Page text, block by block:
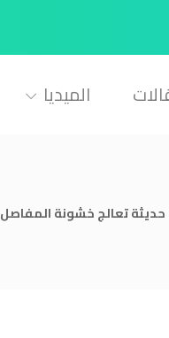
الميديا
حديثة تعالج خشونة المفاصل